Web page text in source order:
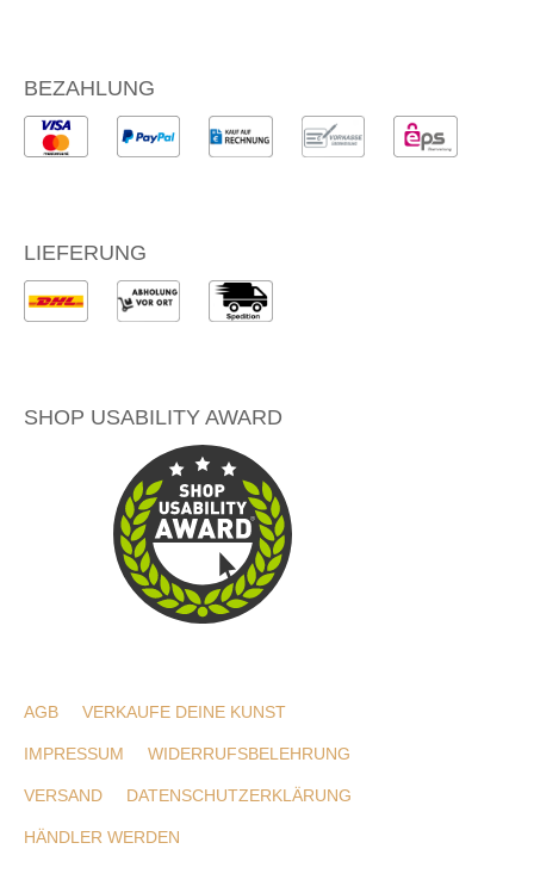
BEZAHLUNG
LIEFERUNG
SHOP USABILITY AWARD
AGB VERKAUFE DEINE KUNST
IMPRESSUM WIDERRUFSBELEHRUNG
VERSAND DATENSCHUTZERKLÄRUNG
HÄNDLER WERDEN